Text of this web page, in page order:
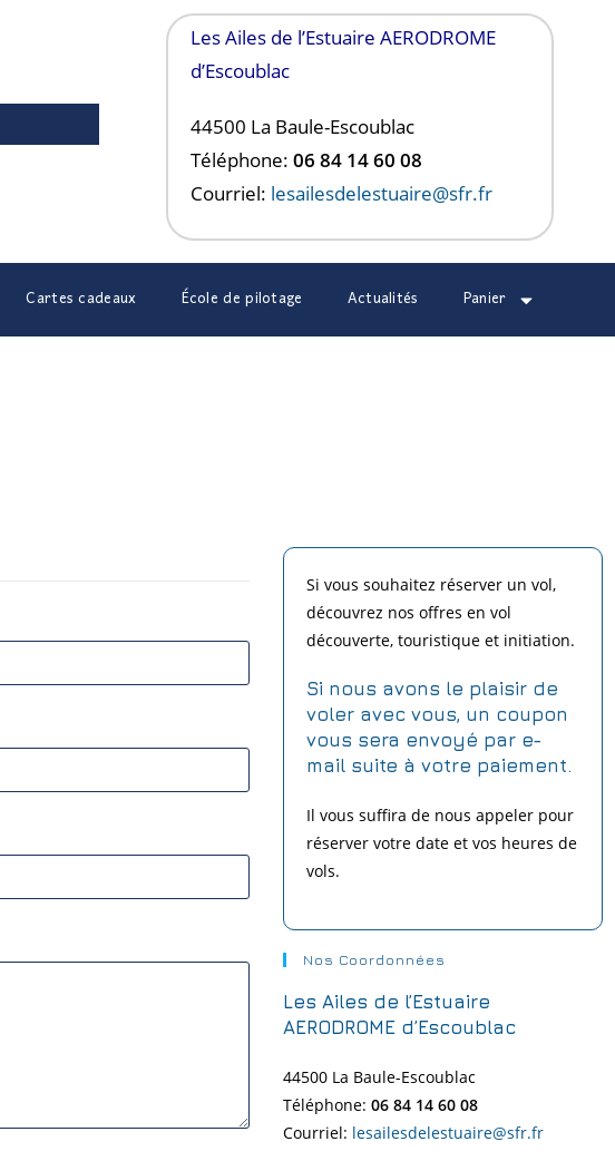
Les Ailes de l’Estuaire AERODROME
d’Escoublac
44500 La Baule-Escoublac
Téléphone:06 84 14 60 08
Courriel: lesailesdelestuaire@sfr.fr
Cartes cadeaux École de pilotage Actualités Panier
Si vous souhaitez réserver un vol,
découvrez nos offres en vol
découverte, touristique et initiation.
Si nous avons le plaisir de
voler avec vous, un coupon
vous sera envoyé par e-
mail suite à votre paiement.
Il vous suffira de nous appeler pour
réserver votre date et vos heures de
vols.
Nos Coordonnées
Les Ailes de l’Estuaire
AERODROME d’Escoublac
44500 La Baule-Escoublac
Téléphone:06 84 14 60 08
Courriel: lesailesdelestuaire@sfr.fr